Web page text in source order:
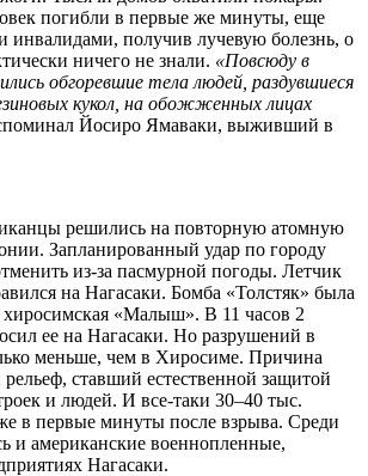
погибли в первые же минуты, еще
инвалидами, получив лучевую болезнь, о
ничего не знали. «Повсюду в
обгоревшие тела людей, раздувшиеся
кукол, на обожженных лицах
Йосиро Ямаваки, выживший в
решились на повторную атомную
Запланированный удар по городу
из-за пасмурной погоды. Летчик
на Нагасаки. Бомба «Толстяк» была
«Малыш». В 11 часов 2
ее на Нагасаки. Но разрушений в
меньше, чем в Хиросиме. Причина
ставший естественной защитой
и людей. И все-таки 30–40 тыс.
в первые минуты после взрыва. Среди
и американские военнопленные,
Нагасаки.